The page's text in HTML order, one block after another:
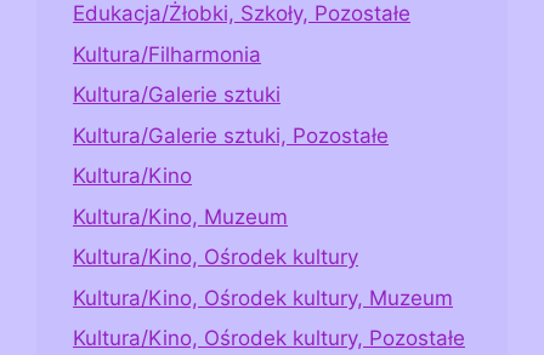
Edukacja/Żłobki, Szkoły, Pozostałe
Kultura/Filharmonia
Kultura/Galerie sztuki
Kultura/Galerie sztuki, Pozostałe
Kultura/Kino
Kultura/Kino, Muzeum
Kultura/Kino, Ośrodek kultury
Kultura/Kino, Ośrodek kultury, Muzeum
Kultura/Kino, Ośrodek kultury, Pozostałe